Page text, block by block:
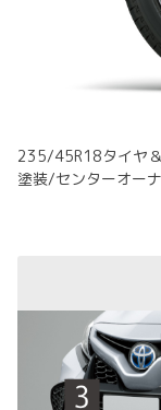
235/45R18タイヤ
塗装/センターオーナ